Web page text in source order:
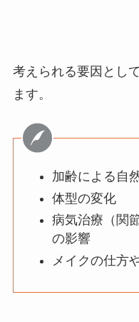
考えられる要因とし
ます。
加齢による自
体型の変化
病気治療（関
の影響
メイクの仕方